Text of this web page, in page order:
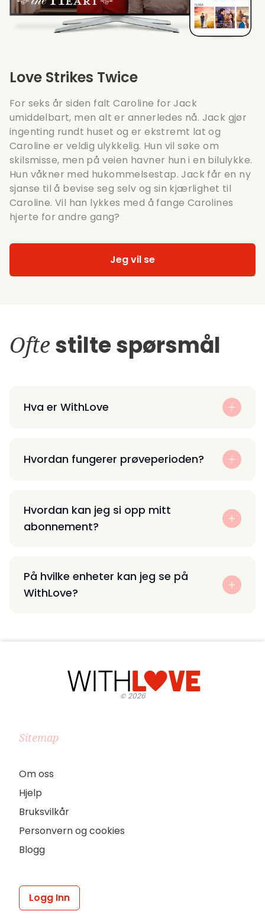
Love Strikes Twice
For seks år siden falt Caroline for Jack
umiddelbart, men alt er annerledes nå. Jack gjør
ingenting rundt huset og er ekstremt lat og
Caroline er veldig ulykkelig. Hun vil søke om
skilsmisse, men på veien havner hun i en bilulykke.
Hun våkner med hukommelsestap. Jack får en ny
sjanse til å bevise seg selv og sin kjærlighet til
Caroline. Vil han lykkes med å fange Carolines
hjerte for andre gang?
Jeg vil se
Ofte stilte spørsmål
Hva er WithLove
Hvordan fungerer prøveperioden?
Hvordan kan jeg si opp mitt
abonnement?
På hvilke enheter kan jeg se på
WithLove?
©2026
Sitemap
Om oss
Hjelp
Bruksvilkår
Personvern og cookies
Blogg
Logg Inn